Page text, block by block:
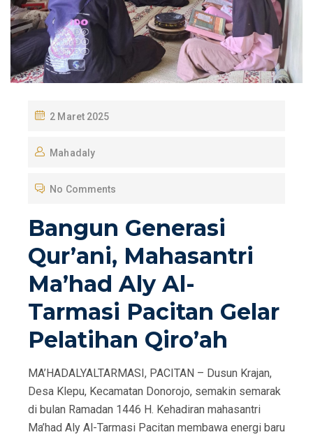
P
S
E
O
N
2 Maret 2025
Mahadaly
No Comments
Bangun Generasi
Qur’ani, Mahasantri
Ma’had Aly Al-
Tarmasi Pacitan Gelar
Pelatihan Qiro’ah
MA’HADALYALTARMASI, PACITAN – Dusun Krajan,
Desa Klepu, Kecamatan Donorojo, semakin semarak
di bulan Ramadan 1446 H. Kehadiran mahasantri
Ma’had Aly Al-Tarmasi Pacitan membawa energi baru